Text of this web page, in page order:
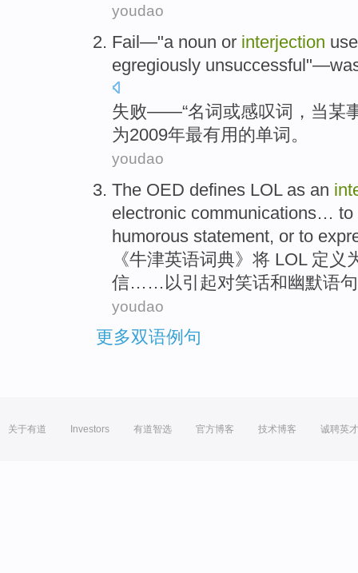
youdao
Fail—"a noun or interjection
egregiously unsuccessful"—
失败——“名词或感叹词 ， 当某
为2009年最有用的单词 。
youdao
The OED defines LOL as an
electronic communications… to
humorous statement, or to
《牛津英语词典》将 LOL 定义
信…… 以引起对笑话和幽默语句
youdao
更多双语例句
关于有道 Investors 有道智选 官方博客 技术博客 诚聘英才